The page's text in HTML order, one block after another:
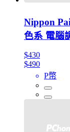
Nippon
色系 電腦
$430
$490
P幣